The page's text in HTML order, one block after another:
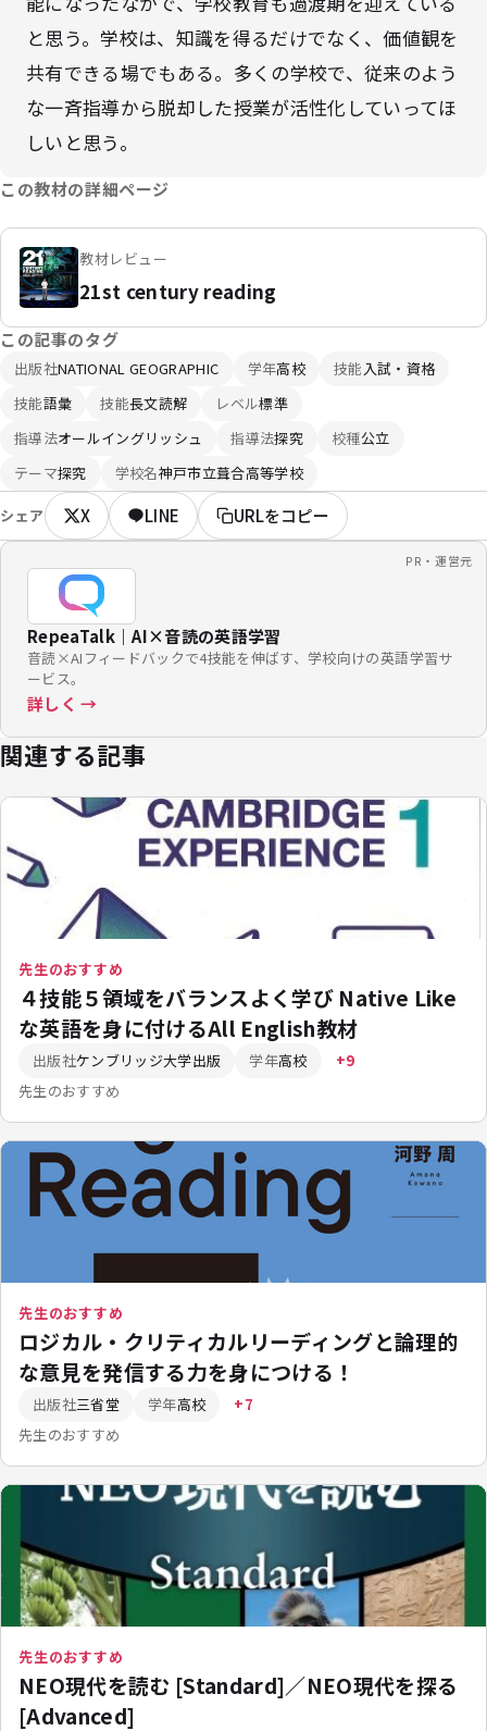
と思う。学校は、知識を得るだけでなく、価値観を
共有できる場でもある。多くの学校で、従来のよう
な一斉指導から脱却した授業が活性化していってほ
しいと思う。
この教材の詳細ページ
教材レビュー
21st century reading
この記事のタグ
出版社NATIONAL GEOGRAPHIC 学年高校 技能 入試・資格
技能語彙 技能長文読解 レベル標準
指導法オールイングリッシュ 指導法探究 校種公立
テーマ探究 学校名神戸市立葺合高等学校
シェア X LINE URLをコピー
PR・運営元
RepeaTalk｜AI×音読の英語学習
音読×AIフィードバックで4技能を伸ばす、学校向けの英語学習サ
ービス。
詳しく →
関連する記事
先生のおすすめ
４技能５領域をバランスよく学び Native Like
な英語を身に付けるAll English教材
出版社ケンブリッジ大学出版 学年高校 +9
先生のおすすめ
先生のおすすめ
ロジカル・クリティカルリーディングと論理的
な意見を発信する力を身につける！
出版社三省堂 学年高校 +7
先生のおすすめ
先生のおすすめ
NEO現代を読む [Standard]／NEO現代を探る
[Advanced]